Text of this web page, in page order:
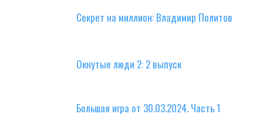
Секрет на миллион: Владимир Политов
Окнутые люди 2: 2 выпуск
Большая игра от 30.03.2024. Часть 1